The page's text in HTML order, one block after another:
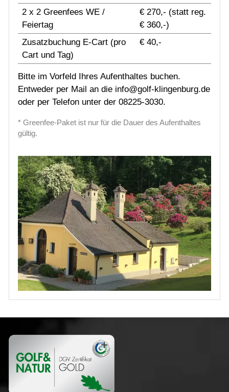
2 x 2 Greenfees WE /
Feiertag
€ 270,- (statt reg.
€ 360,-)
Zusatzbuchung E-Cart (pro
Cart und Tag)
€ 40,-
Bitte im Vorfeld Ihres Aufenthaltes buchen.
Entweder per Mail an die info@golf-klingenburg.de
oder per Telefon unter der 08225-3030.
* Greenfee-Paket ist nur für die Dauer des Aufenthaltes
gültig.